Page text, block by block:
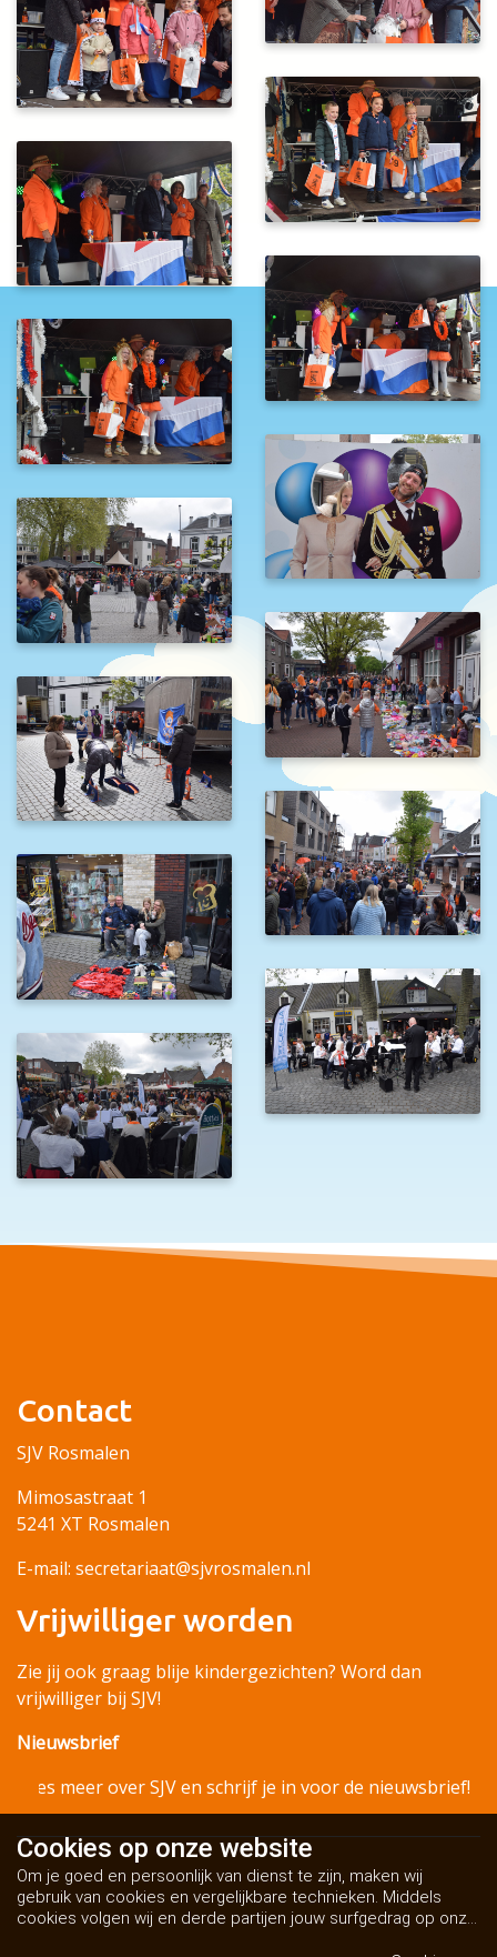
Contact
SJV Rosmalen
Mimosastraat 1
5241 XT Rosmalen
E-mail: secretariaat@sjvrosmalen.nl
Vrijwilliger worden
Zie jij ook graag blije kindergezichten? Word dan
vrijwilliger bij SJV!
Nieuwsbrief
Lees meer over SJV en schrijf je in voor de nieuwsbrief!
Cookies op onze website
Om je goed en persoonlijk van dienst te zijn, maken wij
gebruik van cookies en vergelijkbare technieken. Middels
cookies volgen wij en derde partijen jouw surfgedrag op onze